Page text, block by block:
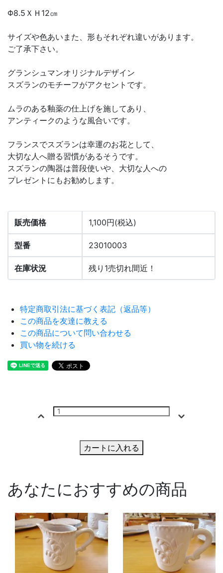
Φ8.5ＸＨ12㎝
サイズや色あいまた、形もそれぞれ違いがあります。
ご了承下さい。
グランシュマンオリジナルデザイン
スズランのモチーフがアクセントです。
ムラのある釉薬の仕上げを施してあり、
アンティークのような風合いです。
フランスでスズランは幸運のお花として、
大切な人へ贈る習慣があるそうです。
スズランの陶器は普段使いや、大切な人への
プレゼントにもお勧めします。
販売価格 1,100円(税込)
型番 23010003
在庫状況 残り1売切れ間近！
特定商取引法に基づく表記（返品等）
この商品を友達に教える
この商品について問い合わせる
買い物を続ける
カートに入れる
あなたにおすすめの商品